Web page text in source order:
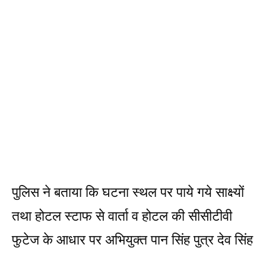
पुलिस ने बताया कि घटना स्थल पर पाये गये साक्ष्यों
तथा होटल स्टाफ से वार्ता व होटल की सीसीटीवी
फुटेज के आधार पर अभियुक्त पान सिंह पुत्र देव सिंह